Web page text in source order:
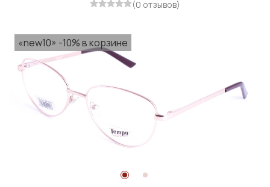
(0 отзывов)
«new10» -10% в корзине